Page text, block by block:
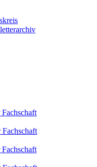
Fachschaft
Fachschaft